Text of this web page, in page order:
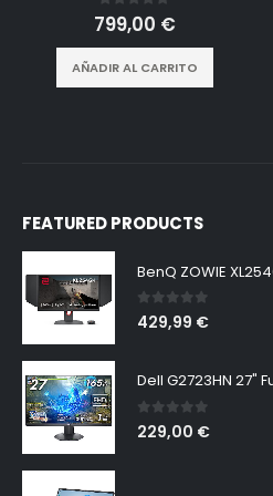
0out of 5
799,00 €
AÑADIR AL CARRITO
FEATURED PRODUCTS
0out of 5
429,99 €
0out of 5
229,00 €